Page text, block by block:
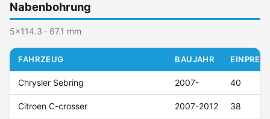
Nabenbohrung
5x114.3 · 67.1 mm
FAHRZEUG BAUJAHR
Chrysler Sebring 2007- 40
Citroen C-crosser 2007-2012 38